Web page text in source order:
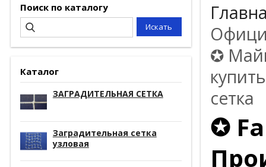
Поиск по каталогу
Каталог
ЗАГРАДИТЕЛЬНАЯ СЕТКА
Заградительная сетка
узловая
✪
сетка
✪